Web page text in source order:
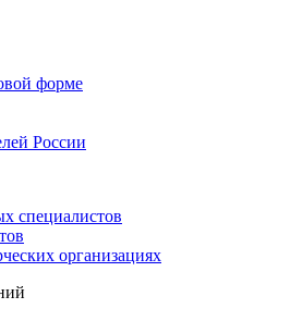
форме
России
специалистов
организациях